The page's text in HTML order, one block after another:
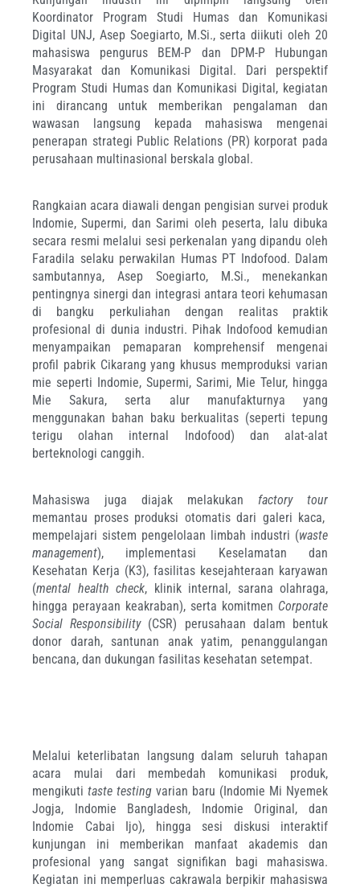
Koordinator Program Studi Humas dan Komunikasi
Digital UNJ, Asep Soegiarto, M.Si., serta diikuti oleh 20
mahasiswa pengurus BEM-P dan DPM-P Hubungan
Masyarakat dan Komunikasi Digital. Dari perspektif
Program Studi Humas dan Komunikasi Digital, kegiatan
ini dirancang untuk memberikan pengalaman dan
wawasan langsung kepada mahasiswa mengenai
penerapan strategi Public Relations (PR) korporat pada
perusahaan multinasional berskala global.
Rangkaian acara diawali dengan pengisian survei produk
Indomie, Supermi, dan Sarimi oleh peserta, lalu dibuka
secara resmi melalui sesi perkenalan yang dipandu oleh
Faradila selaku perwakilan Humas PT Indofood. Dalam
sambutannya, Asep Soegiarto, M.Si., menekankan
pentingnya sinergi dan integrasi antara teori kehumasan
di bangku perkuliahan dengan realitas praktik
profesional di dunia industri. Pihak Indofood kemudian
menyampaikan pemaparan komprehensif mengenai
profil pabrik Cikarang yang khusus memproduksi varian
mie seperti Indomie, Supermi, Sarimi, Mie Telur, hingga
Mie Sakura, serta alur manufakturnya yang
menggunakan bahan baku berkualitas (seperti tepung
terigu olahan internal Indofood) dan alat-alat
berteknologi canggih.
Mahasiswa juga diajak melakukan factory tour
memantau proses produksi otomatis dari galeri kaca,
mempelajari sistem pengelolaan limbah industri (waste
management), implementasi Keselamatan dan
Kesehatan Kerja (K3), fasilitas kesejahteraan karyawan
(mental health check, klinik internal, sarana olahraga,
hingga perayaan keakraban), serta komitmen Corporate
Social Responsibility(CSR) perusahaan dalam bentuk
donor darah, santunan anak yatim, penanggulangan
bencana, dan dukungan fasilitas kesehatan setempat.
Melalui keterlibatan langsung dalam seluruh tahapan
acara mulai dari membedah komunikasi produk,
mengikuti taste testing varian baru (Indomie Mi Nyemek
Jogja, Indomie Bangladesh, Indomie Original, dan
Indomie Cabai Ijo), hingga sesi diskusi interaktif
kunjungan ini memberikan manfaat akademis dan
profesional yang sangat signifikan bagi mahasiswa.
Kegiatan ini memperluas cakrawala berpikir mahasiswa